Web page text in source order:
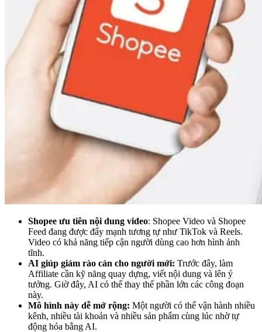
Shopee ưu tiên nội dung video: Shopee Video và Shopee
Feed đang được đẩy mạnh tương tự như TikTok và Reels.
Video có khả năng tiếp cận người dùng cao hơn hình ảnh
tĩnh.
AI giúp giảm rào cản cho người mới: Trước đây, làm
Affiliate cần kỹ năng quay dựng, viết nội dung và lên ý
tưởng. Giờ đây, AI có thể thay thế phần lớn các công đoạn
này.
Mô hình này dễ mở rộng: Một người có thể vận hành nhiều
kênh, nhiều tài khoản và nhiều sản phẩm cùng lúc nhờ tự
động hóa bằng AI.